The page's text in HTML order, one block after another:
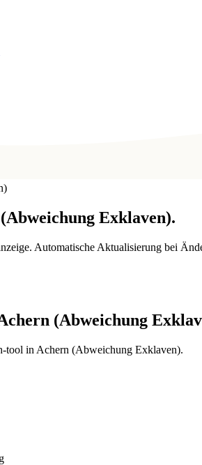
Exklaven).
Automatische Aktualisierung bei
(Abweichung
tool in Achern (Abweichung Exklaven).